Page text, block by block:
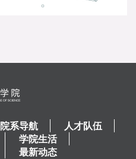
院系导航
人才队伍
学院生活
最新动态